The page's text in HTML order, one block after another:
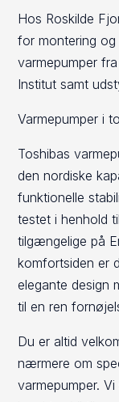
Hos Roskilde
for montering og
varmepumper
Institut samt
Varmepumper i
Toshibas
den nordiske
funktionelle
testet i henhold
tilgængelige på
komfortsiden er
elegante design
til en ren
Du er altid
nærmere om
varmepumper.